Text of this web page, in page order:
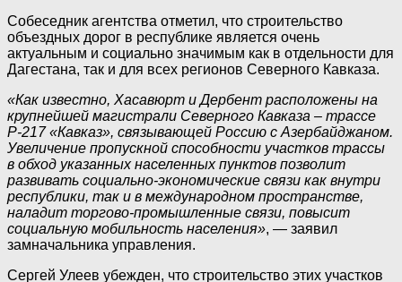
Собеседник агентства отметил, что строительство
объездных дорог в республике является очень
актуальным и социально значимым как в отдельности для
Дагестана, так и для всех регионов Северного Кавказа.
«Как известно, Хасавюрт и Дербент расположены на
крупнейшей магистрали Северного Кавказа – трассе
Р-217 «Кавказ», связывающей Россию с Азербайджаном.
Увеличение пропускной способности участков трассы
в обход указанных населенных пунктов позволит
развивать социально-экономические связи как внутри
республики, так и в международном пространстве,
наладит торгово-промышленные связи, повысит
социальную мобильность населения», — заявил
замначальника управления.
Сергей Улеев убежден, что строительство этих участков